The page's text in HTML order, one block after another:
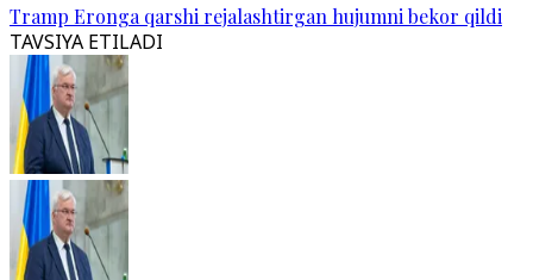
Tramp Eronga qarshi rejalashtirgan hujumni bekor qildi
TAVSIYA ETILADI